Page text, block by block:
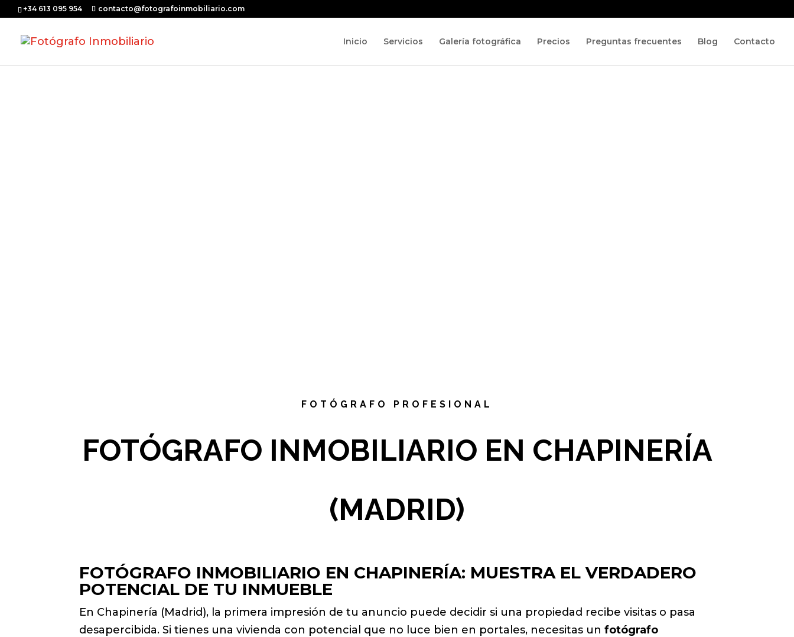
+34 613 095 954 contacto@fotografoinmobiliario.com
Inicio Servicios Galería fotográfica Precios Preguntas frecuentes Blog Contacto
FOTÓGRAFO PROFESIONAL
FOTÓGRAFO INMOBILIARIO EN CHAPINERÍA
(MADRID)
FOTÓGRAFO INMOBILIARIO EN CHAPINERÍA: MUESTRA EL VERDADERO
POTENCIAL DE TU INMUEBLE
En Chapinería (Madrid), la primera impresión de tu anuncio puede decidir si una propiedad recibe visitas o pasa
desapercibida. Si tienes una vivienda con potencial que no luce bien en portales, necesitas unfotógrafo